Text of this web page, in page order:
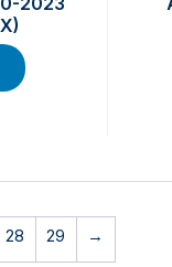
28 29 →